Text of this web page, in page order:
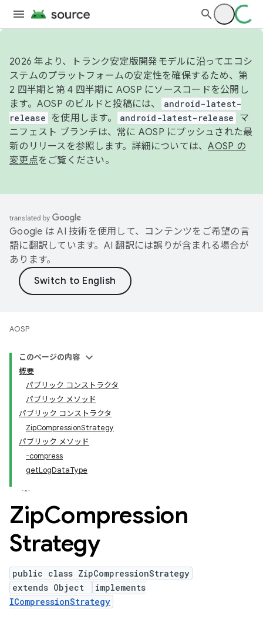
2026 年より、トランク安定版開発モデルに沿ってエコシ
ステムのプラットフォームの安定性を確保するため、第
2 四半期と第 4 四半期に AOSP にソースコードを公開し
ます。AOSP のビルドと投稿には、
android-latest-
release
を使用します。 android-latest-release
マ
ニフェスト ブランチは、常に AOSP にプッシュされた最
新のリリースを参照します。詳細については、AOSP の
変更点をご覧ください。
Google は AI 技術を使用して、コンテンツをご希望の言
語に翻訳しています。AI 翻訳には誤りが含まれる場合が
あります。
AOSP
このページの内容
概要
パブリック コンストラクタ
パブリック メソッド
パブリック コンストラクタ
ZipCompressionStrategy
パブリック メソッド
-compress
getLogDataType
ZipCompression
Strategy
public class ZipCompressionStrategy
extends Object
implements
ICompressionStrategy